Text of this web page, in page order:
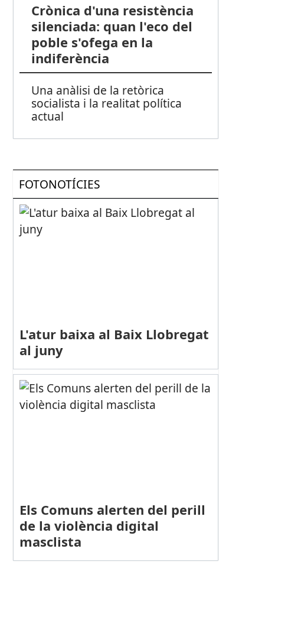
Crònica d'una resistència
silenciada: quan l'eco del
poble s'ofega en la
indiferència
Una anàlisi de la retòrica
socialista i la realitat política
actual
FOTONOTÍCIES
L'atur baixa al Baix Llobregat
al juny
Els Comuns alerten del perill
de la violència digital
masclista